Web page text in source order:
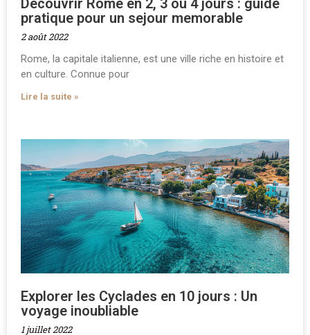
pratique pour un sejour memorable
2 août 2022
Rome, la capitale italienne, est une ville riche en histoire et
en culture. Connue pour
Lire la suite »
Explorer les Cyclades en 10 jours : Un
voyage inoubliable
1 juillet 2022